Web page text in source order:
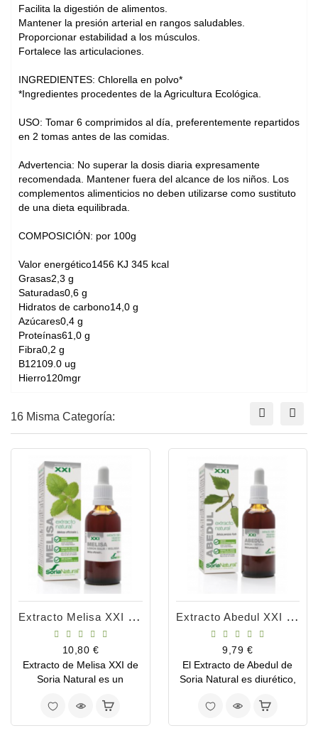
Facilita la digestión de alimentos.
Mantener la presión arterial en rangos saludables.
Proporcionar estabilidad a los músculos.
Fortalece las articulaciones.
INGREDIENTES: Chlorella en polvo*
*Ingredientes procedentes de la Agricultura Ecológica.
USO: Tomar 6 comprimidos al día, preferentemente repartidos
en 2 tomas antes de las comidas.
Advertencia: No superar la dosis diaria expresamente
recomendada. Mantener fuera del alcance de los niños. Los
complementos alimenticios no deben utilizarse como sustituto
de una dieta equilibrada.
COMPOSICIÓN: por 100g
Valor energético1456 KJ 345 kcal
Grasas2,3 g
Saturadas0,6 g
Hidratos de carbono14,0 g
Azúcares0,4 g
Proteínas61,0 g
Fibra0,2 g
B12109.0 ug
Hierro120mgr
16 Misma Categoría:
Extracto Melisa XXI 50ml
Precio
10,80 €
Extracto de Melisa XXI de
Soria Natural es un
con la propiedad de
Extracto Abedul XXI 50ml
Precio
9,79 €
El Extracto de Abedul de
Soria Natural es diurético,
de orina y descongestivo.